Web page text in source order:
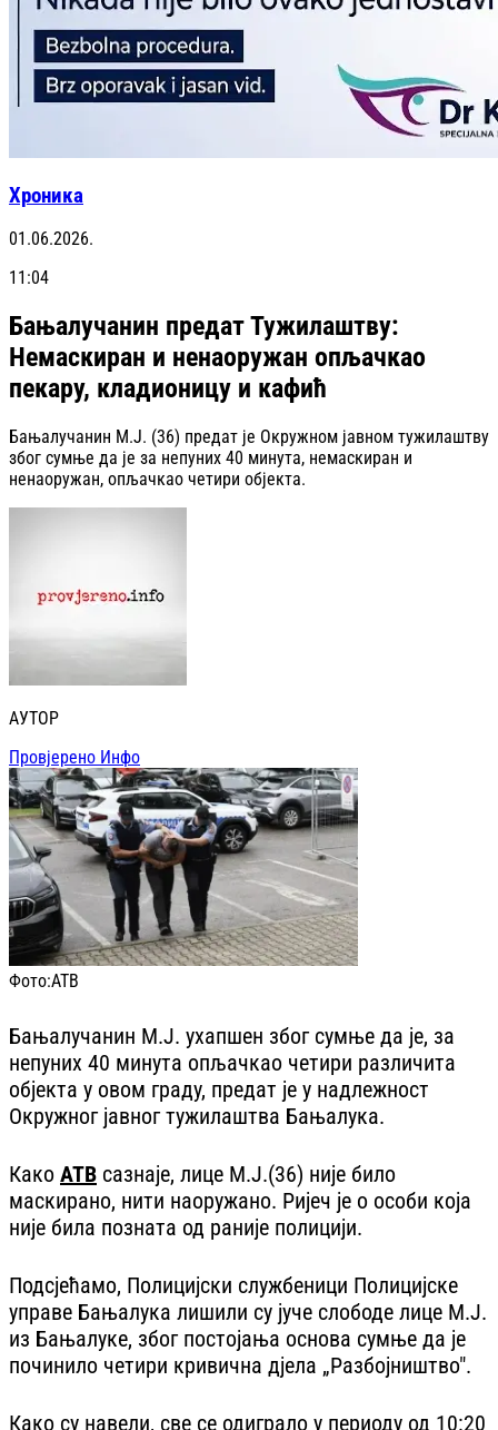
Хроника
01.06.2026.
11:04
Бањалучанин предат Тужилаштву:
Немаскиран и ненаоружан опљачкао
пекару, кладионицу и кафић
Бањалучанин М.Ј. (36) предат је Окружном јавном тужилаштву
због сумње да је за непуних 40 минута, немаскиран и
ненаоружан, опљачкао четири објекта.
АУТОР
Провјерено Инфо
Фото:АТВ
Бањалучанин М.Ј. ухапшен због сумње да је, за
непуних 40 минута опљачкао четири различита
објекта у овом граду, предат је у надлежност
Окружног јавног тужилаштва Бањалука.
Како АТВ сазнаје, лице М.Ј.(36) није било
маскирано, нити наоружано. Ријеч је о особи која
није била позната од раније полицији.
Подсјећамо, Полицијски службеници Полицијске
управе Бањалука лишили су јуче слободе лице М.Ј.
из Бањалуке, због постојања основа сумње да је
починило четири кривична дјела „Разбојништво".
Како су навели, све се одиграло у периоду од 10:20